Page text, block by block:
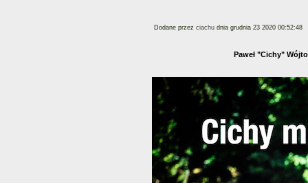
Dodane przez ciachu dnia grudnia 23 2020 00:52:48
Paweł "Cichy"